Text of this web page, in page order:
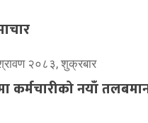
२०८३, शुक्रबार
कर्मचारीको नयाँ